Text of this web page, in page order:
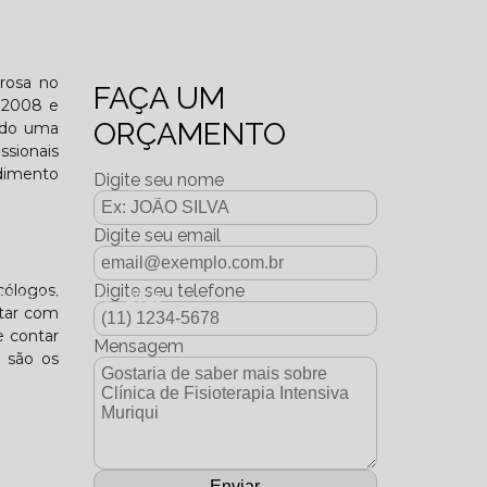
Dezembro - 2025
no
e
uma
com
contar
são os
FAÇA UM
ORÇAMENTO
Digite seu nome
Digite seu email
Digite seu telefone
Mensagem